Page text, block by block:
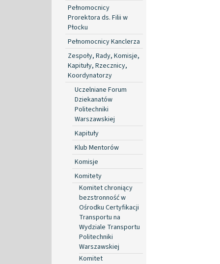
Pełnomocnicy
Prorektora ds. Filii w
Płocku
Pełnomocnicy Kanclerza
Zespoły, Rady, Komisje,
Kapituły, Rzecznicy,
Koordynatorzy
Uczelniane Forum
Dziekanatów
Politechniki
Warszawskiej
Kapituły
Klub Mentorów
Komisje
Komitety
Komitet chroniący
bezstronność w
Ośrodku Certyfikacji
Transportu na
Wydziale Transportu
Politechniki
Warszawskiej
Komitet